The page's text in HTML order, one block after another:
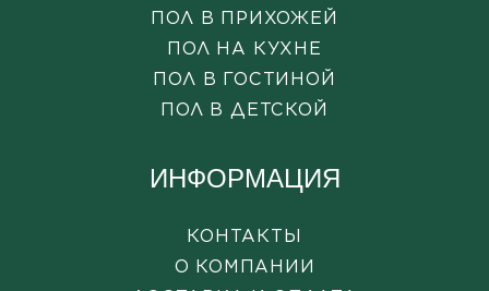
ПОЛ В ПРИХОЖЕЙ
ПОЛ НА КУХНЕ
ПОЛ В ГОСТИНОЙ
ПОЛ В ДЕТСКОЙ
ИНФОРМАЦИЯ
КОНТАКТЫ
О КОМПАНИИ